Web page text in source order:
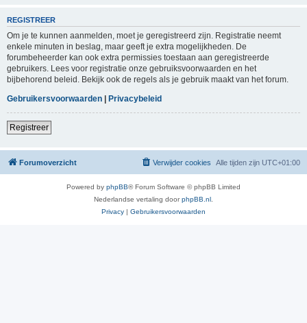
REGISTREER
Om je te kunnen aanmelden, moet je geregistreerd zijn. Registratie neemt
enkele minuten in beslag, maar geeft je extra mogelijkheden. De
forumbeheerder kan ook extra permissies toestaan aan geregistreerde
gebruikers. Lees voor registratie onze gebruiksvoorwaarden en het
bijbehorend beleid. Bekijk ook de regels als je gebruik maakt van het forum.
Gebruikersvoorwaarden | Privacybeleid
Registreer
Forumoverzicht Alle tijden zijn UTC+01:00
Verwijder cookies
Powered by phpBB® Forum Software © phpBB Limited
Nederlandse vertaling doorphpBB.nl
Privacy | Gebruikersvoorwaarden